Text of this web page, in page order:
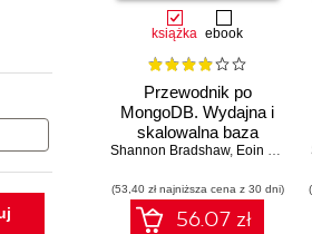
książka ebook
Przewodnik po
MongoDB. Wydajna i
skalowalna baza
danych. Wydanie III
Shannon Bradshaw, Eoin Brazil
(53,40 zł najniższa cena z 30 dni)
56.07 zł